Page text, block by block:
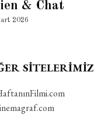
& Chat
2026
SITELERIMIZ